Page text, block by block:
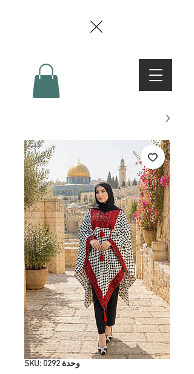
وحدة SKU: 0292